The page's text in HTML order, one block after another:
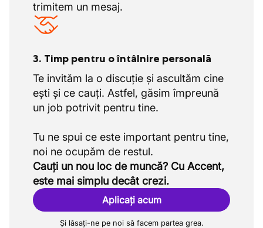
trimitem un mesaj.
3. Timp pentru o întâlnire personală
Te invităm la o discuție și ascultăm cine
ești și ce cauți. Astfel, găsim împreună
un job potrivit pentru tine.
Tu ne spui ce este important pentru tine,
Cauți un nou loc de muncă? Cu Accent,
este mai simplu decât crezi.
Aplicați acum
Și lăsați-ne pe noi să facem partea grea.